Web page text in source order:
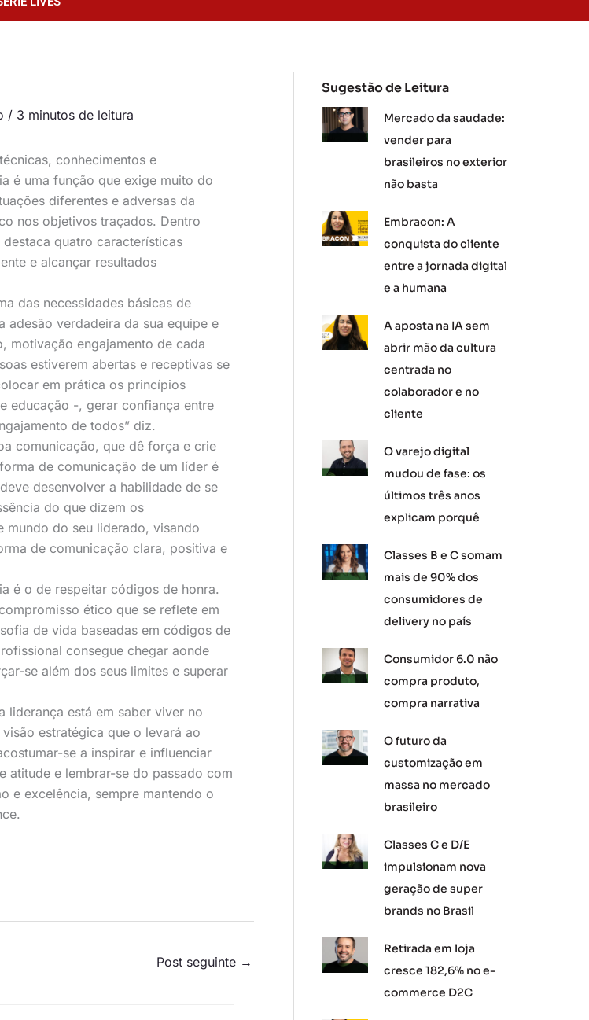
/ 3 minutos de leitura
conhecimentos e
é uma função que exige muito do
diferentes e adversas da
nos objetivos traçados. Dentro
quatro características
e alcançar resultados
das necessidades básicas de
adesão verdadeira da sua equipe e
motivação engajamento de cada
estiverem abertas e receptivas se
em prática os princípios
educação -, gerar confiança entre
de todos” diz.
comunicação, que dê força e crie
de comunicação de um líder é
desenvolver a habilidade de se
do que dizem os
mundo do seu liderado, visando
de comunicação clara, positiva e
é o de respeitar códigos de honra.
ético que se reflete em
de vida baseadas em códigos de
consegue chegar aonde
se além dos seus limites e superar
liderança está em saber viver no
estratégica que o levará ao
se a inspirar e influenciar
atitude e lembrar-se do passado com
e excelência, sempre mantendo o
Post seguinte →
Sugestão de Leitura
Mercado da saudade:
vender para
brasileiros no exterior
não basta
Embracon: A
conquista do cliente
entre a jornada digital
e a humana
A aposta na IA sem
abrir mão da cultura
centrada no
colaborador e no
cliente
O varejo digital
mudou de fase: os
últimos três anos
explicam porquê
Classes B e C somam
mais de 90% dos
consumidores de
delivery no país
Consumidor 6.0 não
compra produto,
compra narrativa
O futuro da
customização em
massa no mercado
brasileiro
Classes C e D/E
impulsionam nova
geração de super
brands no Brasil
Retirada em loja
cresce 182,6% no e-
commerce D2C